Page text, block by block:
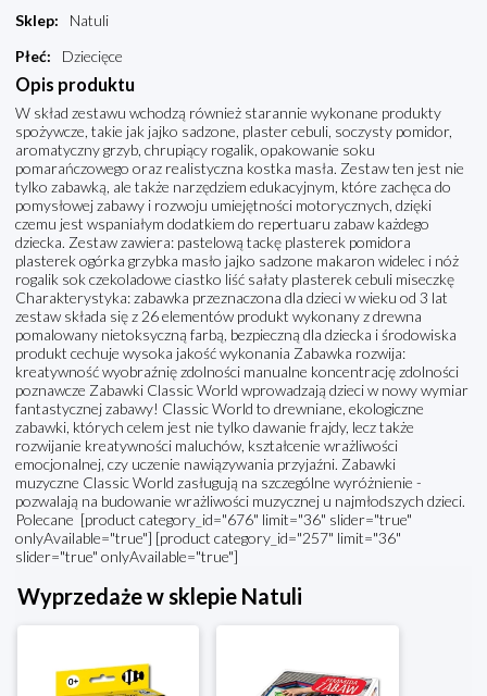
Sklep:
Natuli
Płeć: Dziecięce
Opis produktu
W skład zestawu wchodzą również starannie wykonane produkty
spożywcze, takie jak jajko sadzone, plaster cebuli, soczysty pomidor,
aromatyczny grzyb, chrupiący rogalik, opakowanie soku
pomarańczowego oraz realistyczna kostka masła. Zestaw ten jest nie
tylko zabawką, ale także narzędziem edukacyjnym, które zachęca do
pomysłowej zabawy i rozwoju umiejętności motorycznych, dzięki
czemu jest wspaniałym dodatkiem do repertuaru zabaw każdego
dziecka. Zestaw zawiera: pastelową tackę plasterek pomidora
plasterek ogórka grzybka masło jajko sadzone makaron widelec i nóż
rogalik sok czekoladowe ciastko liść sałaty plasterek cebuli miseczkę
Charakterystyka: zabawka przeznaczona dla dzieci w wieku od 3 lat
zestaw składa się z 26 elementów produkt wykonany z drewna
pomalowany nietoksyczną farbą, bezpieczną dla dziecka i środowiska
produkt cechuje wysoka jakość wykonania Zabawka rozwija:
kreatywność wyobraźnię zdolności manualne koncentrację zdolności
poznawcze Zabawki Classic World wprowadzają dzieci w nowy wymiar
fantastycznej zabawy! Classic World to drewniane, ekologiczne
zabawki, których celem jest nie tylko dawanie frajdy, lecz także
rozwijanie kreatywności maluchów, kształcenie wrażliwości
emocjonalnej, czy uczenie nawiązywania przyjaźni. Zabawki
muzyczne Classic World zasługują na szczególne wyróżnienie -
pozwalają na budowanie wrażliwości muzycznej u najmłodszych dzieci.
Polecane [product category_id="676" limit="36" slider="true"
onlyAvailable="true"] [product category_id="257" limit="36"
slider="true" onlyAvailable="true"]
Wyprzedaże w sklepie Natuli